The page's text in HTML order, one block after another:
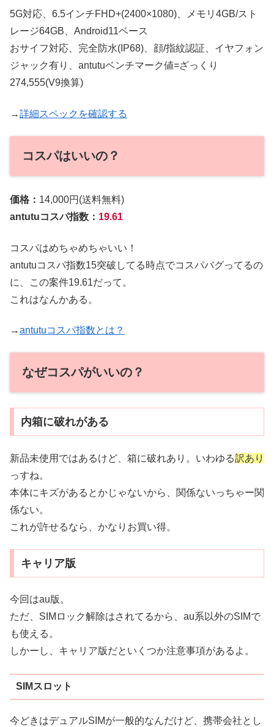
5G対応、6.5インチFHD+(2400×1080)、メモリ4GB/スト
レージ64GB、Android11ベース
おサイフ対応、完全防水(IP68)、顔/指紋認証、イヤフォン
ジャック有り、antutuベンチマーク値=ざっくり
274,555(V9換算)
→詳細スペックを確認する
コスパはいいの？
価格： 14,000円(送料無料)
antutuコスパ指数： 19.61
コスパはめちゃめちゃいい！
antutuコスパ指数15突破してる時点でコスパバグってるの
に、この案件19.61だって。
これはなんかある。
→antutuコスパ指数とは？
なぜコスパがいいの？
内箱に破れがある
新品未使用ではあるけど、箱に破れあり。いわゆる訳あり
っすね。
本体にキズがあるとかじゃないから、関係ないっちゃー関
係ない。
これが許せるなら、かなりお買い得。
キャリア版
今回はau版。
ただ、SIMロック解除はされてるから、au系以外のSIMで
も使える。
しかーし、キャリア版だといくつか注意事項があるよ。
SIMスロット
今どきはデュアルSIMが一般的なんだけど、携帯会社とし